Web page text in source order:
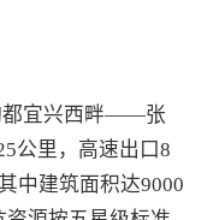
都宜兴西畔——张
公里，高速出口8
中建筑面积达9000